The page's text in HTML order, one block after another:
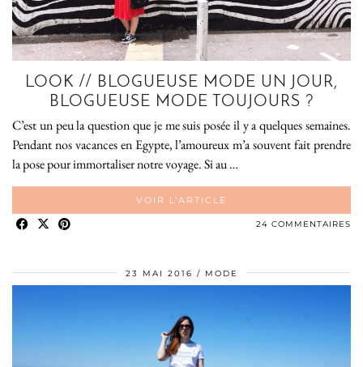
LOOK // BLOGUEUSE MODE UN JOUR,
BLOGUEUSE MODE TOUJOURS ?
C’est un peu la question que je me suis posée il y a quelques semaines.
Pendant nos vacances en Egypte, l’amoureux m’a souvent fait prendre
la pose pour immortaliser notre voyage. Si au …
VOIR L’ARTICLE
24 COMMENTAIRES
23 MAI 2016 MODE